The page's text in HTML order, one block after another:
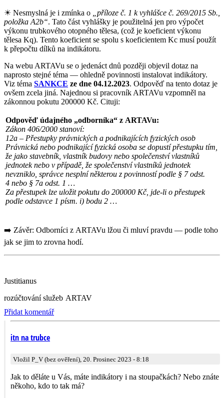
☀ Nesmyslná je i zmínka o
„příloze č. 1 k vyhlášce č. 269/2015 Sb.,
položka A2b“. Tato část vyhlášky je použitelná jen pro výpočet
výkonu trubkového otopného tělesa, (což je koeficient výkonu
tělesa Kq). Tento koeficient se spolu s koeficientem Kc musí použít
k přepočtu dílků na indikátoru.
Na webu ARTAVu se o jedenáct dnů později objevil dotaz na
naprosto stejné téma — ohledně povinnosti instalovat indikátory.
Viz téma SANKCE ze dne 04.12.2023. Odpověď na tento dotaz je
ovšem zcela jiná. Najednou si pracovník ARTAVu vzpomněl na
zákonnou pokutu 200000 Kč. Cituji:
Odpověď údajného „odborníka“ z ARTAVu:
Zákon 406/2000 stanoví:
12a – Přestupky právnických a podnikajících fyzických osob
Právnická nebo podnikající fyzická osoba se dopustí přestupku tím,
že jako stavebník, vlastník budovy nebo společenství vlastníků
jednotek nebo v případě, že společenství vlastníků jednotek
nevzniklo, správce nesplní některou z povinností podle § 7 odst.
4 nebo § 7a odst. 1 …
Za přestupek lze uložit pokutu do 200000 Kč, jde-li o přestupek
podle odstavce 1 písm. i) bodu 2 …
➡️ Závěr: Odborníci z ARTAVu lžou či mluví pravdu — podle toho
jak se jim to zrovna hodí.
Justitianus
rozúčtování služeb ARTAV
Přidat komentář
itn na trubce
Vložil P_V (bez ověření), 20. Prosinec 2023 - 8:18
Jak to děláte u Vás, máte indikátory i na stoupačkách? Nebo znáte
někoho, kdo to tak má?